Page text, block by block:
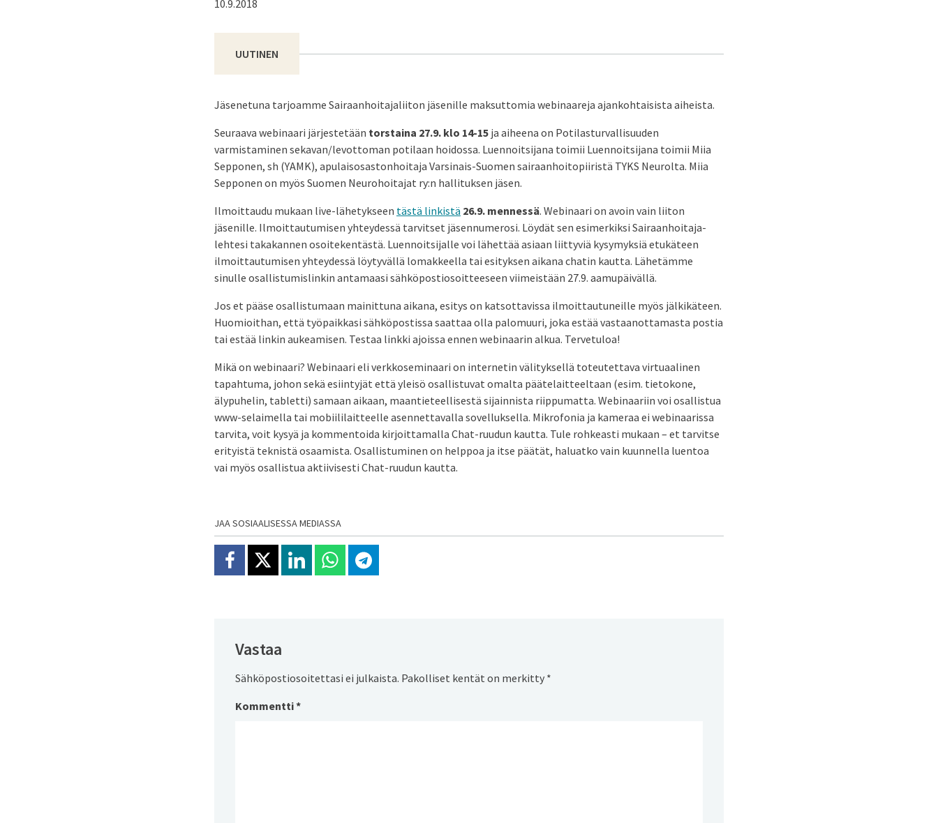
10.9.2018
UUTINEN
Jäsenetuna tarjoamme Sairaanhoitajaliiton jäsenille maksuttomia webinaareja ajankohtaisista aiheista.
Seuraava webinaari järjestetään torstaina 27.9. klo 14-15 ja aiheena on Potilasturvallisuuden
varmistaminen sekavan/levottoman potilaan hoidossa. Luennoitsijana toimii Luennoitsijana toimii Miia
Sepponen, sh (YAMK), apulaisosastonhoitaja Varsinais-Suomen sairaanhoitopiiristä TYKS Neurolta. Miia
Sepponen on myös Suomen Neurohoitajat ry:n hallituksen jäsen.
Ilmoittaudu mukaan live-lähetykseen tästä linkistä 26.9. mennessä. Webinaari on avoin vain liiton
jäsenille. Ilmoittautumisen yhteydessä tarvitset jäsennumerosi. Löydät sen esimerkiksi Sairaanhoitaja-
lehtesi takakannen osoitekentästä. Luennoitsijalle voi lähettää asiaan liittyviä kysymyksiä etukäteen
ilmoittautumisen yhteydessä löytyvällä lomakkeella tai esityksen aikana chatin kautta. Lähetämme
sinulle osallistumislinkin antamaasi sähköpostiosoitteeseen viimeistään 27.9. aamupäivällä.
Jos et pääse osallistumaan mainittuna aikana, esitys on katsottavissa ilmoittautuneille myös jälkikäteen.
Huomioithan, että työpaikkasi sähköpostissa saattaa olla palomuuri, joka estää vastaanottamasta postia
tai estää linkin aukeamisen. Testaa linkki ajoissa ennen webinaarin alkua. Tervetuloa!
Mikä on webinaari? Webinaari eli verkkoseminaari on internetin välityksellä toteutettava virtuaalinen
tapahtuma, johon sekä esiintyjät että yleisö osallistuvat omalta päätelaitteeltaan (esim. tietokone,
älypuhelin, tabletti) samaan aikaan, maantieteellisestä sijainnista riippumatta. Webinaariin voi osallistua
www-selaimella tai mobiililaitteelle asennettavalla sovelluksella. Mikrofonia ja kameraa ei webinaarissa
tarvita, voit kysyä ja kommentoida kirjoittamalla Chat-ruudun kautta. Tule rohkeasti mukaan – et tarvitse
erityistä teknistä osaamista. Osallistuminen on helppoa ja itse päätät, haluatko vain kuunnella luentoa
vai myös osallistua aktiivisesti Chat-ruudun kautta.
JAA SOSIAALISESSA MEDIASSA
Jaa Facebookissa
Jaa X:ssäJaa Linkedinissä
Jaa Whatsappissa
Jaa Telegramissa
Vastaa
Sähköpostiosoitettasi ei julkaista. Pakolliset kentät on merkitty *
Kommentti*